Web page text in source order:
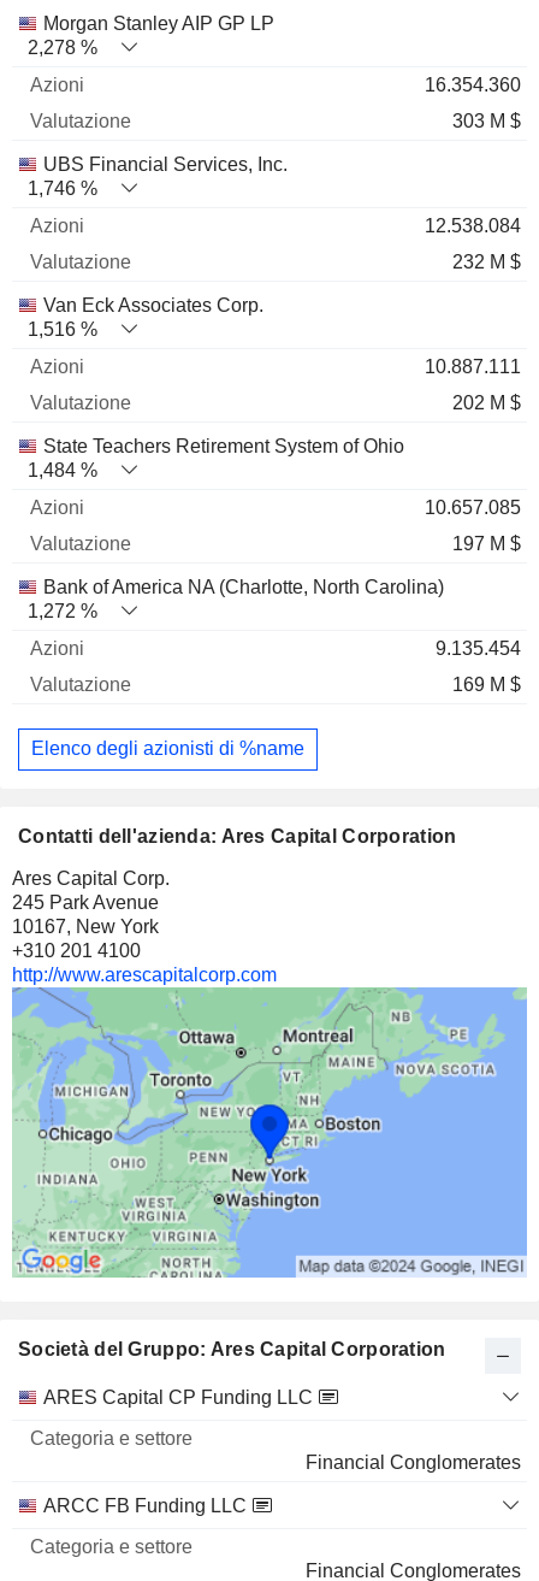
Nome Azioni % Valutazione
Morgan Stanley AIP GP LP
2,278 %
16.354.360
303 M $
UBS Financial Services, Inc.
1,746 %
12.538.084
232 M $
Van Eck Associates Corp.
1,516 %
10.887.111
202 M $
State Teachers Retirement System of Ohio
1,484 %
10.657.085
197 M $
Bank of America NA (Charlotte, North Carolina)
1,272 %
9.135.454
169 M $
Elenco degli azionisti di %name
Contatti dell'azienda: Ares Capital Corporation
Ares Capital Corp.
245 Park Avenue
10167, New York
+310 201 4100
http://www.arescapitalcorp.com
Società del Gruppo: Ares Capital Corporation
Categoria
ARES Capital CP Funding LLC
Financial Conglomerates
ARCC FB Funding LLC
Financial Conglomerates